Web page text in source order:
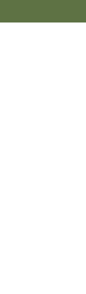
direct